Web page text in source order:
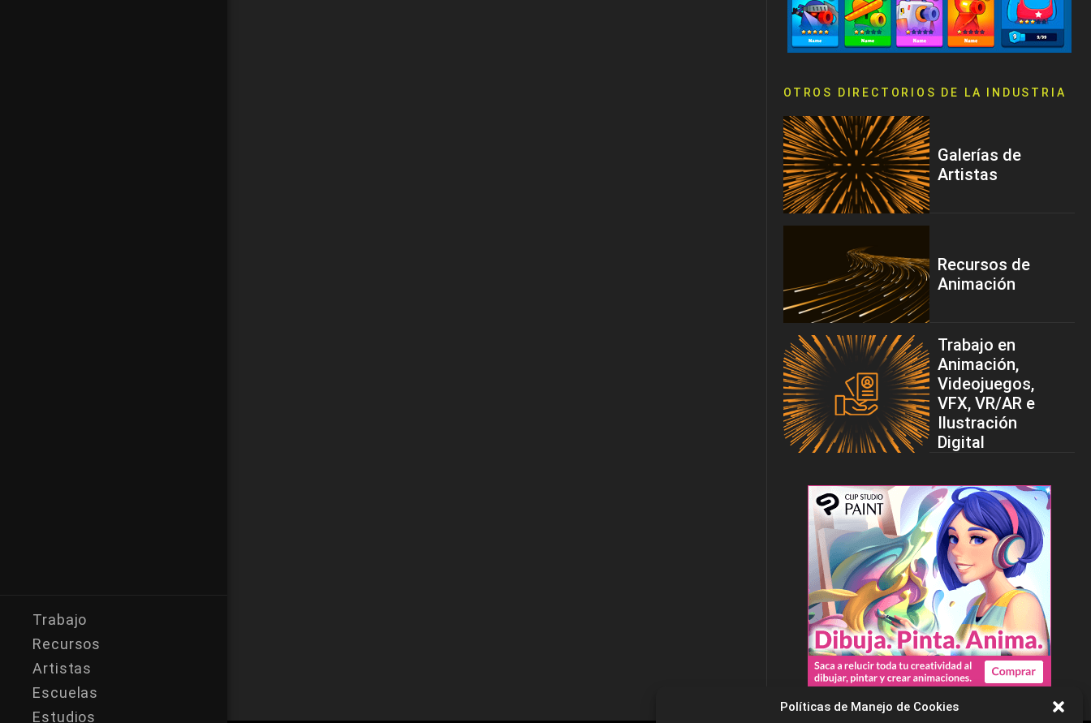
Políticas de Manejo de Cookies
Trabajo
Recursos
Artistas
Escuelas
Estudios
OTROS DIRECTORIOS DE LA INDUSTRIA
Galerías de
Artistas
Recursos de
Animación
Trabajo en
Animación,
Videojuegos,
VFX, VR/AR e
Ilustración
Digital